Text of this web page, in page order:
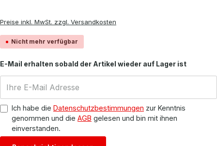
Preise inkl. MwSt. zzgl. Versandkosten
Nicht mehr verfügbar
E-Mail erhalten sobald der Artikel wieder auf Lager ist
Ich habe die Datenschutzbestimmungen zur Kenntnis
genommen und die AGB gelesen und bin mit ihnen
einverstanden.